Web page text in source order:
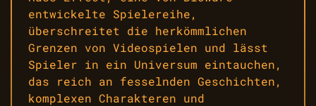
entwickelte Spielereihe,
überschreitet die herkömmlichen
Grenzen von Videospielen und lässt
Spieler in ein Universum eintauchen,
das reich an fesselnden Geschichten,
komplexen Charakteren und